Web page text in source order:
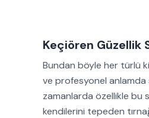
Keçiören Güzellik
Bundan böyle her türlü
ve profesyonel anlamda
zamanlarda özellikle bu
kendilerini tepeden